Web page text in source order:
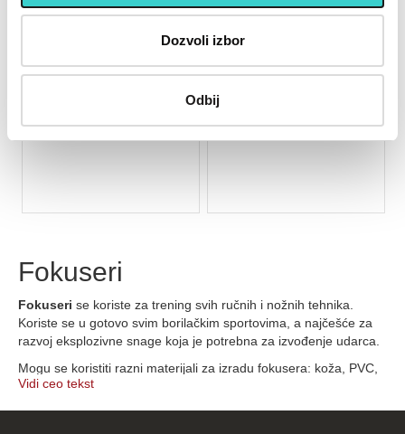
Dozvoli izbor
Odbij
Šape bokserske (par),
4.580 rsd
Fokuser u obliku reketa
4.330 rsd
Fokuseri
Fokuseri se koriste za trening svih ručnih i nožnih tehnika.
Koriste se u gotovo svim borilačkim sportovima, a najčešće za
razvoj eksplozivne snage koja je potrebna za izvođenje udarca.
Mogu se koristiti razni materijali za izradu fokusera: koža, PVC,
poliuretan i dr.
Takođe, od materijala kojim se puni i njegove gustine zavisi i
Vidi ceo tekst